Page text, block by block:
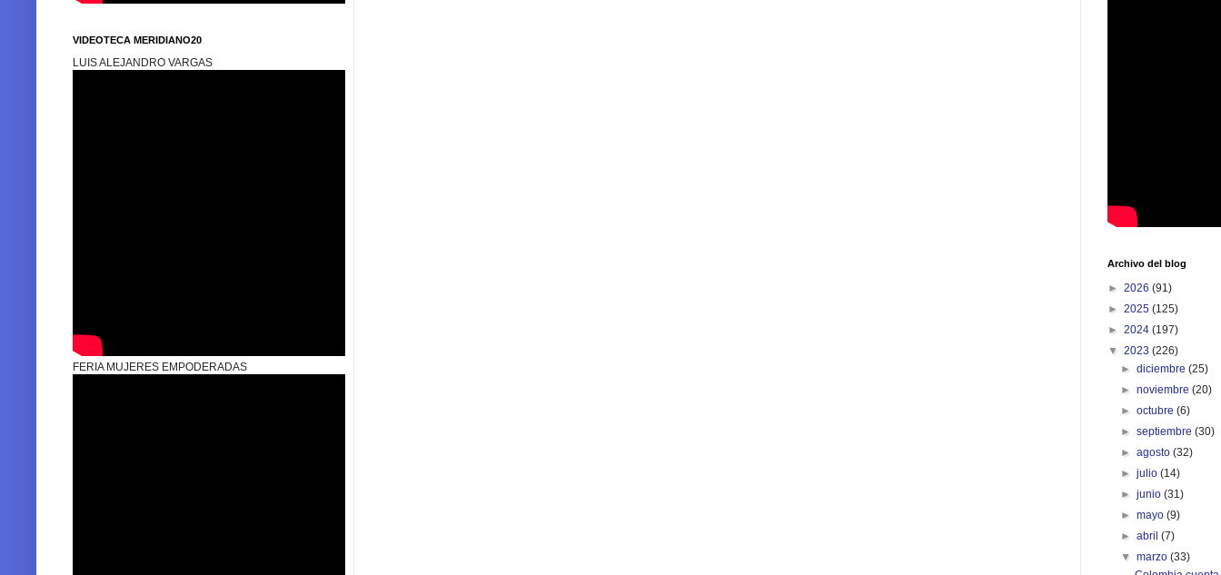
VIDEOTECA MERIDIANO20
LUIS ALEJANDRO VARGAS
FERIA MUJERES EMPODERADAS
Archivo del blog
► 2026 (91)
► 2025 (125)
► 2024 (197)
▼ 2023 (226)
►diciembre(25)
►noviembre(20)
►octubre(6)
►septiembre(30)
►agosto(32)
►julio(14)
►junio(31)
►mayo(9)
►abril(7)
▼marzo(33)